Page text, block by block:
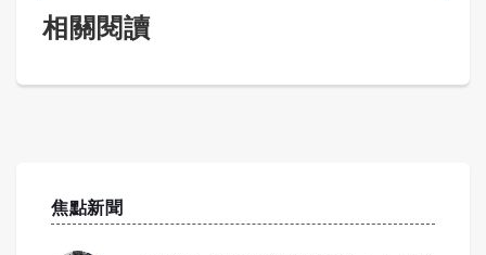
相關閱讀
焦點新聞